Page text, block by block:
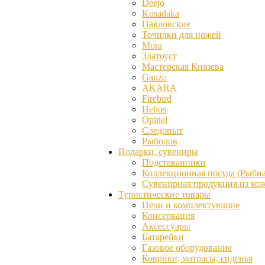
Deejo
Kosadaka
Павловские
Точилки для ножей
Mora
Златоуст
Мастерская Князева
Ganzо
AKARA
Firebird
Helios
Opinel
Следопыт
Рыболов
Подарки, сувениры
Подстаканники
Коллекционная посуда
Сувенирная продукция из
Туристические товары
Печи и комплектующие
Консервация
Аксессуары
Батарейки
Газовое оборудование
Коврики, матрасы, сиденья